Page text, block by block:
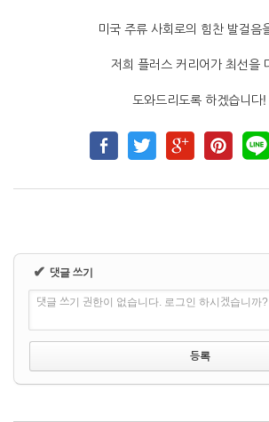
미국 주류 사회로의 힘찬 발걸음
저희 플러스 커리어가 최선을
도와드리도록 하겠습니다!
✔ 댓글 쓰기
댓글 쓰기 권한이 없습니다. 로그인 하시겠습니까?